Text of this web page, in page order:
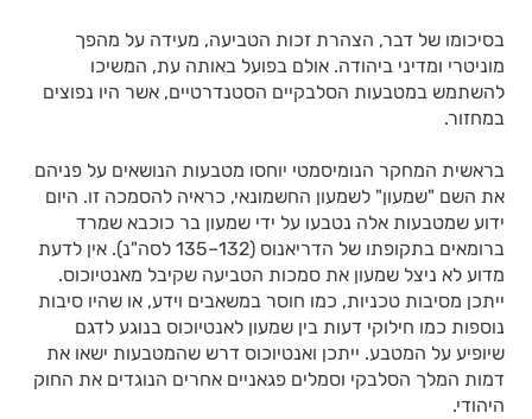
בסיכומו של דבר, הצהרת זכות הטביעה, מעידה על מהפך
מוניטרי ומדיני ביהודה. אולם בפועל באותה עת, המשיכו
להשתמש במטבעות הסלבקיים הסטנדרטיים, אשר היו נפוצים
במחזור.
בראשית המחקר הנומיסמטי יוחסו מטבעות הנושאים על פניהם
את השם "שמעון" לשמעון החשמונאי, כראיה להסמכה זו. היום
ידוע שמטבעות אלה נטבעו על ידי שמעון בר כוכבא שמרד
ברומאים בתקופתו של הדריאנוס (132–135 לסה"נ). אין לדעת
מדוע לא ניצל שמעון את סמכות הטביעה שקיבל מאנטיוכוס.
ייתכן מסיבות טכניות, כמו חוסר במשאבים וידע, או שהיו סיבות
נוספות כמו חילוקי דעות בין שמעון לאנטיוכוס בנוגע לדגם
שיופיע על המטבע. ייתכן ואנטיוכוס דרש שהמטבעות ישאו את
דמות המלך הסלבקי וסמלים פגאניים אחרים הנוגדים את החוק
היהודי.